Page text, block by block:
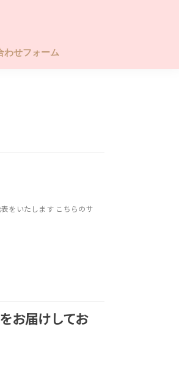
わせフォーム
をいたします こちらのサ
お届けしてお